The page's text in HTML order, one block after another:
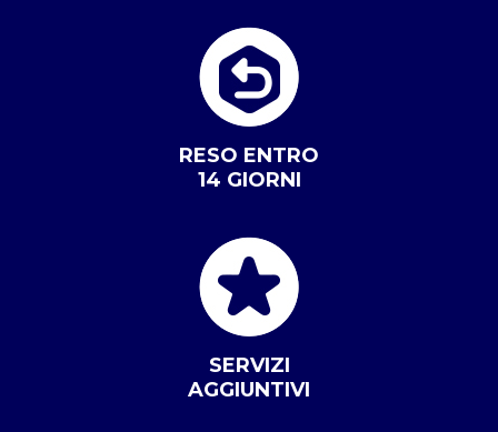
RESO ENTRO
14 GIORNI
SERVIZI
AGGIUNTIVI